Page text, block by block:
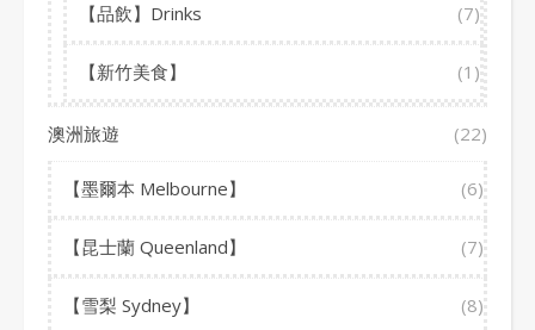
【品飲】Drinks (7)
【新竹美食】 (1)
澳洲旅遊 (22)
【墨爾本 Melbourne】 (6)
【昆士蘭 Queenland】 (7)
【雪梨 Sydney】 (8)